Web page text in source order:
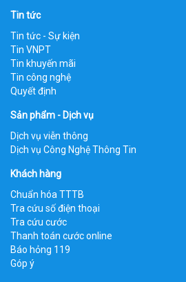
Tin tức
Tin tức - Sự kiện
Tin VNPT
Tin khuyến mãi
Tin công nghệ
Quyết định
Sản phẩm - Dịch vụ
Dịch vụ viễn thông
Dịch vụ Công Nghệ Thông Tin
Khách hàng
Chuẩn hóa TTTB
Tra cứu số điện thoại
Tra cứu cước
Thanh toán cước online
Báo hỏng 119
Góp ý